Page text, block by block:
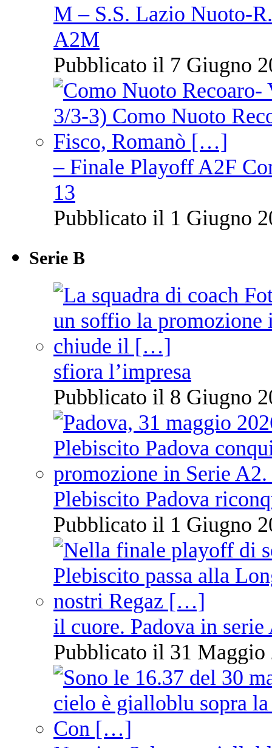
M – S.S. Lazio Nuoto-
A2M
Pubblicato il 7 Giugno
– Finale Playoff A2F
13
Pubblicato il 1 Giugno
Serie B
sfiora l’impresa
Pubblicato il 8 Giugno
Plebiscito Padova
Pubblicato il 1 Giugno
il cuore. Padova in serie
Pubblicato il 31 Maggio